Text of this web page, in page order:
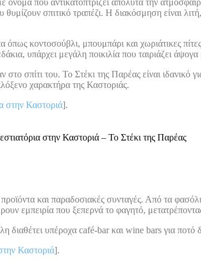
σπιτικό τραπέζι. Η διακόσμηση είναι
κοντοσούβλι, μπουμπάρι και χωριάτικες
υπάρχει μεγάλη ποικιλία που ταιριάζει
σπίτι του. Το Στέκι της Παρέας είναι ιδανικό
χαρακτήρα της Καστοριάς.
στην Καστοριά].
και παραδοσιακές συνταγές. Από τα
εμπειρία που ξεπερνά το φαγητό,
διαθέτει υπέροχα café-bar και wine bars για ποτό
Καστοριά].